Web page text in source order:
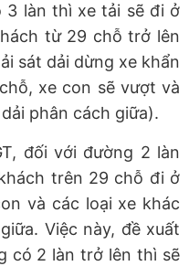
3 làn thì xe tải sẽ đi ở
từ 29 chỗ trở lên
sát dải dừng xe khẩn
xe con sẽ vượt và
phân cách giữa).
đối với đường 2 làn
trên 29 chỗ đi ở
và các loại xe khác
Việc này, đề xuất
có 2 làn trở lên thì sẽ